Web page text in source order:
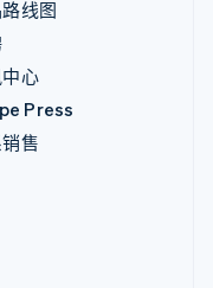
线图
心
Press
售